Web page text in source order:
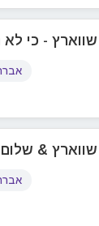
- כי לא
& שלום